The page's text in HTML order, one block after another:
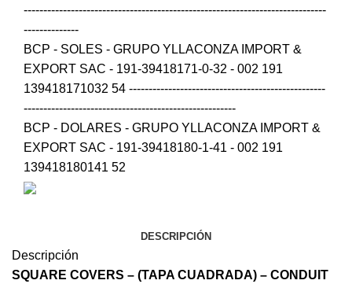
-----------------------------------------------------------------------------
--------------
BCP - SOLES - GRUPO YLLACONZA IMPORT &
EXPORT SAC - 191-39418171-0-32 - 002 191
139418171032 54 --------------------------------------------------
------------------------------------------------------
BCP - DOLARES - GRUPO YLLACONZA IMPORT &
EXPORT SAC - 191-39418180-1-41 - 002 191
139418180141 52
DESCRIPCIÓN
Descripción
SQUARE COVERS – (TAPA CUADRADA) – CONDUIT